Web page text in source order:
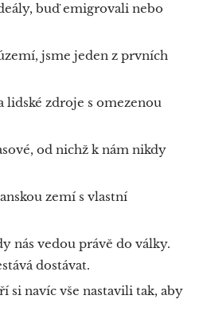
buď emigrovali nebo
jsme jeden z prvních
lidské zdroje s omezenou
od nichž k nám nikdy
zemí s vlastní
nás vedou právě do války.
dostávat.
navíc vše nastavili tak, aby